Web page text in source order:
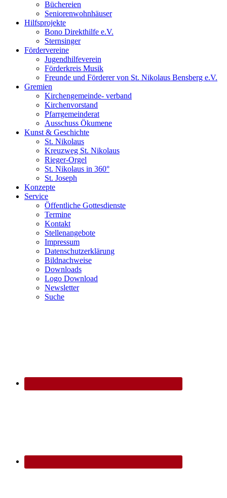
Büchereien
Seniorenwohnhäuser
Hilfsprojekte
Bono Direkthilfe e.V.
Sternsinger
Fördervereine
Jugendhilfeverein
Förderkreis Musik
Freunde und Förderer von St. Nikolaus Bensberg e.V.
Gremien
Kirchengemeinde- verband
Kirchenvorstand
Pfarrgemeinderat
Ausschuss Ökumene
Kunst & Geschichte
St. Nikolaus
Kreuzweg St. Nikolaus
Rieger-Orgel
St. Nikolaus in 360°
St. Joseph
Konzepte
Service
Öffentliche Gottesdienste
Termine
Kontakt
Stellenangebote
Impressum
Datenschutzerklärung
Bildnachweise
Downloads
Logo Download
Newsletter
Suche